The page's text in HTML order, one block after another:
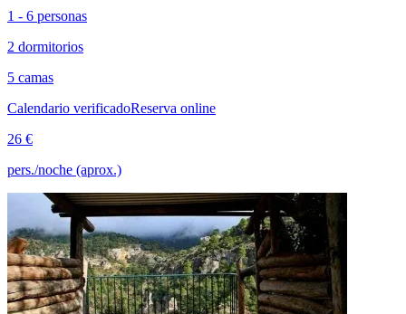
1 - 6 personas
2 dormitorios
5 camas
Calendario verificadoReserva online
26 €
pers./noche (aprox.)